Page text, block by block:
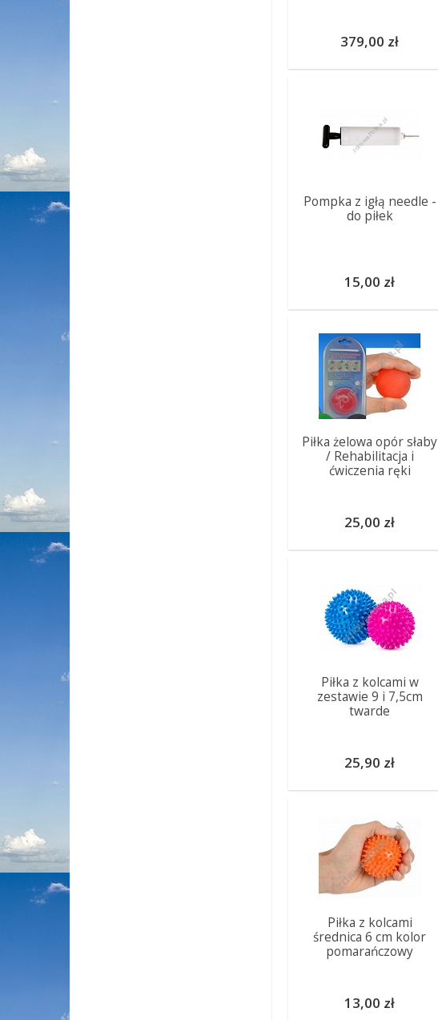
379,00 zł
Pompka z igłą needle -
do piłek
15,00 zł
Piłka żelowa opór słaby
/ Rehabilitacja i
ćwiczenia ręki
25,00 zł
Piłka z kolcami w
zestawie 9 i 7,5cm
twarde
25,90 zł
Piłka z kolcami
średnica 6 cm kolor
pomarańczowy
13,00 zł